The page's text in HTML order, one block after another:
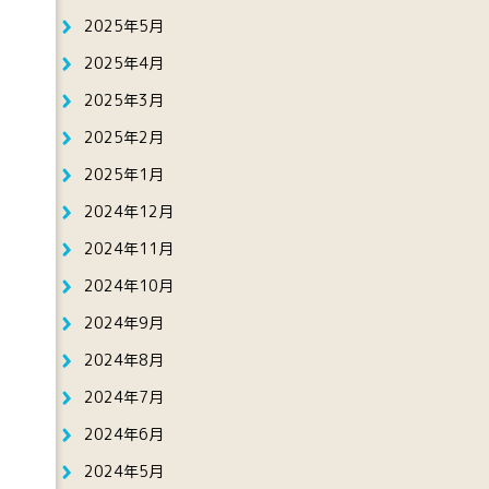
2025年5月
2025年4月
2025年3月
2025年2月
2025年1月
2024年12月
2024年11月
2024年10月
2024年9月
2024年8月
2024年7月
2024年6月
2024年5月